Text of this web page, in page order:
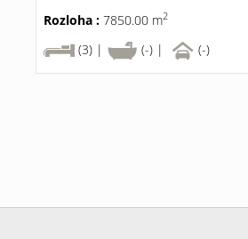
Rozloha : 7850.00 m2
(3) |
(-) | (-)